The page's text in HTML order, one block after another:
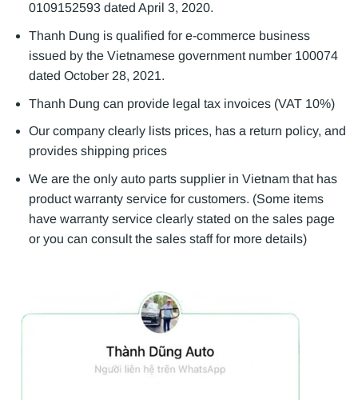
0109152593 dated April 3, 2020.
Thanh Dung is qualified for e-commerce business
issued by the Vietnamese government number 100074
dated October 28, 2021.
Thanh Dung can provide legal tax invoices (VAT 10%)
Our company clearly lists prices, has a return policy, and
provides shipping prices
We are the only auto parts supplier in Vietnam that has
product warranty service for customers. (Some items
have warranty service clearly stated on the sales page
or you can consult the sales staff for more details)